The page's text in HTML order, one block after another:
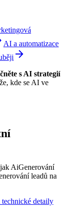
AI a automatizace
arrow_forward
s AI strategií
kde se AI ve
AiGenerování
leadů na
technické detaily